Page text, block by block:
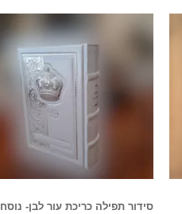
סידור תפילה כריכת עור לבן- נוסח